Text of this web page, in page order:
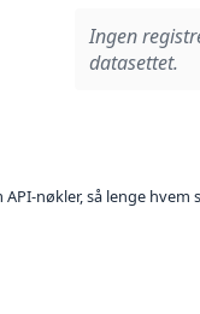
Ingen
datasettet.
nøkler, så lenge